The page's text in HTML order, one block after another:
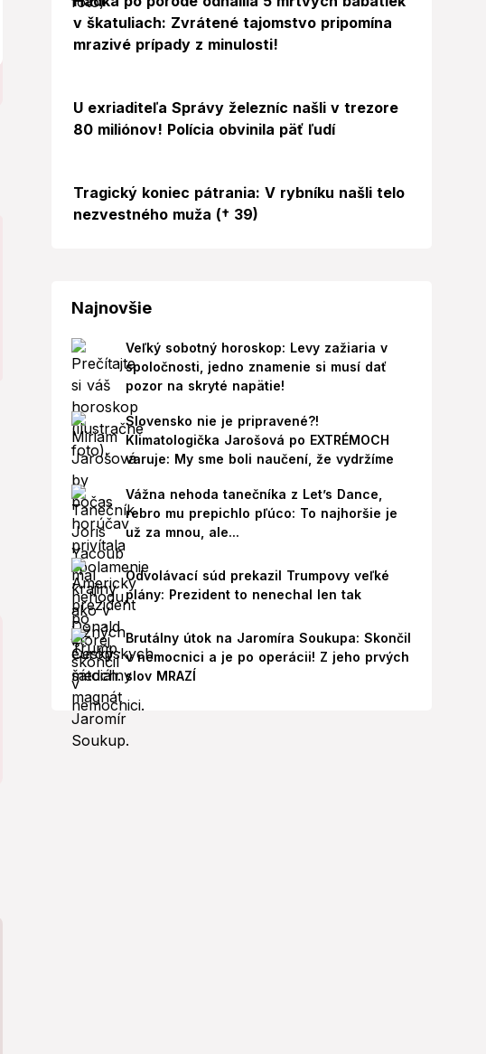
v škatuliach: Zvrátené tajomstvo pripomína
mrazivé prípady z minulosti!
U exriaditeľa Správy železníc našli v trezore
80 miliónov! Polícia obvinila päť ľudí
Tragický koniec pátrania: V rybníku našli telo
nezvestného muža († 39)
Najnovšie
Veľký sobotný horoskop: Levy zažiaria v
spoločnosti, jedno znamenie si musí dať
pozor na skryté napätie!
Slovensko nie je pripravené?!
Klimatologička Jarošová po EXTRÉMOCH
varuje: My sme boli naučení, že vydržíme
Vážna nehoda tanečníka z Let’s Dance,
rebro mu prepichlo pľúco: To najhoršie je
už za mnou, ale...
Odvolávací súd prekazil Trumpovy veľké
plány: Prezident to nenechal len tak
Brutálny útok na Jaromíra Soukupa: Skončil
v nemocnici a je po operácii! Z jeho prvých
slov MRAZÍ